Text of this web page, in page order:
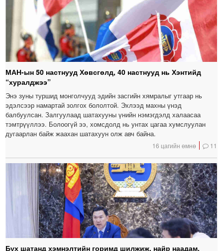
МАН-ын 50 настнууд Хөвсгөлд, 40 настнууд нь Хэнтийд
“хуралджээ”
Энэ зуны туршид монголчууд эдийн засгийн хямралыг утгаар нь
эдэлсээр намартай золгох бололтой. Эхлээд махны үнэд
балбуулсан. Залгуулаад шатахууны үнийн нэмэгдэлд халаасаа
тэмтрүүллээ. Болоогүй ээ, хомсдолд нь унтах цагаа хумслуулан
дугаарлан байж жаахан шатахуун олж авч байна.
16 цагийн өмнө 11
Бүх шатанд хэмнэлтийн горимд шилжиж, найр наадам,